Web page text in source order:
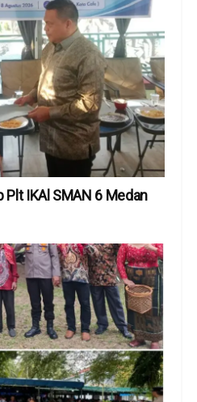
Plt IKAl SMAN 6 Medan